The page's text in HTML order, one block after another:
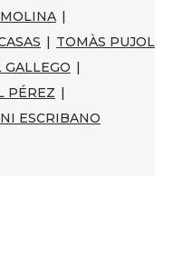
|
| TOMÀS PUJOL
GALLEGO |
PÉREZ |
ESCRIBANO